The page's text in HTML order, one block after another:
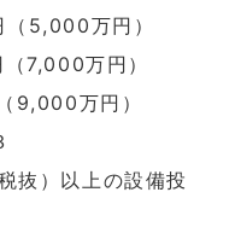
万円）
万円）
万円）
抜）以上の設備投